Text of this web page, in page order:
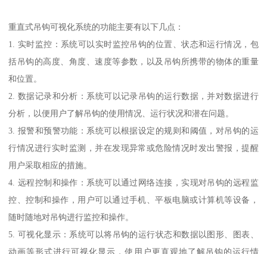
重直式吊钩可视化系统的功能主要有以下几点：
1. 实时监控：系统可以实时监控吊钩的位置、状态和运行情况，包
括吊钩的高度、角度、速度等参数，以及吊钩所携带的物体的重量
和位置。
2. 数据记录和分析：系统可以记录吊钩的运行数据，并对数据进行
分析，以便用户了解吊钩的使用情况、运行状况和潜在问题。
3. 报警和预警功能：系统可以根据设定的规则和阈值，对吊钩的运
行情况进行实时监测，并在发现异常或危险情况时发出警报，提醒
用户采取相应的措施。
4. 远程控制和操作：系统可以通过网络连接，实现对吊钩的远程监
控、控制和操作，用户可以通过手机、平板电脑或计算机等设备，
随时随地对吊钩进行监控和操作。
5. 可视化显示：系统可以将吊钩的运行状态和数据以图形、图表、
动画等形式进行可视化显示，使用户更直观地了解吊钩的运行情